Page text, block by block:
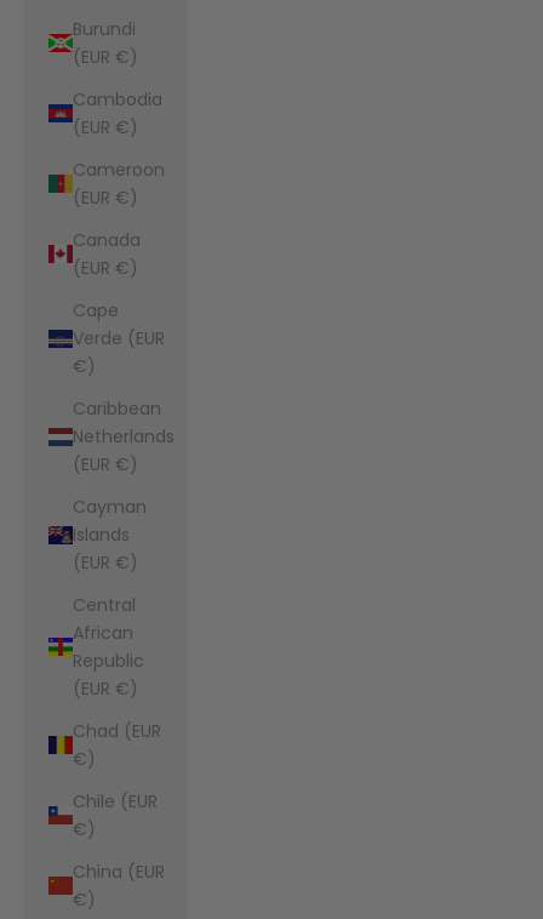
Burundi
(EUR €)
Cambodia
(EUR €)
Cameroon
(EUR €)
Canada
(EUR €)
Cape
Verde (EUR
€)
Caribbean
Netherlands
(EUR €)
Cayman
Islands
(EUR €)
Central
African
Republic
(EUR €)
Chad (EUR
€)
Chile (EUR
€)
China (EUR
€)